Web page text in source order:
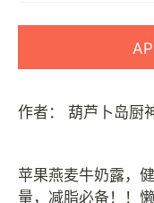
作者： 葫芦卜岛厨
苹果燕麦牛奶露，